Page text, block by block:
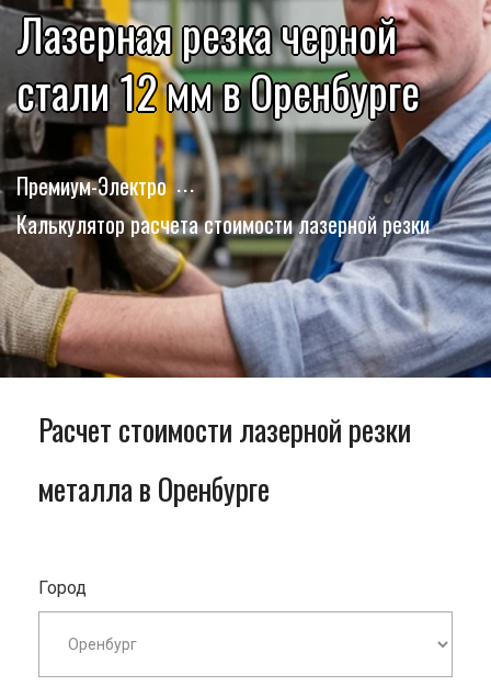
Лазерная резка черной
стали 12 мм в Оренбурге
Премиум-Электро
Калькулятор расчета стоимости лазерной резки
Расчет стоимости лазерной резки
металла в Оренбурге
Город